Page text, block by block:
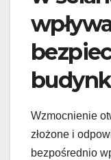
Wzmocnienie
złożone i
bezpośrednio